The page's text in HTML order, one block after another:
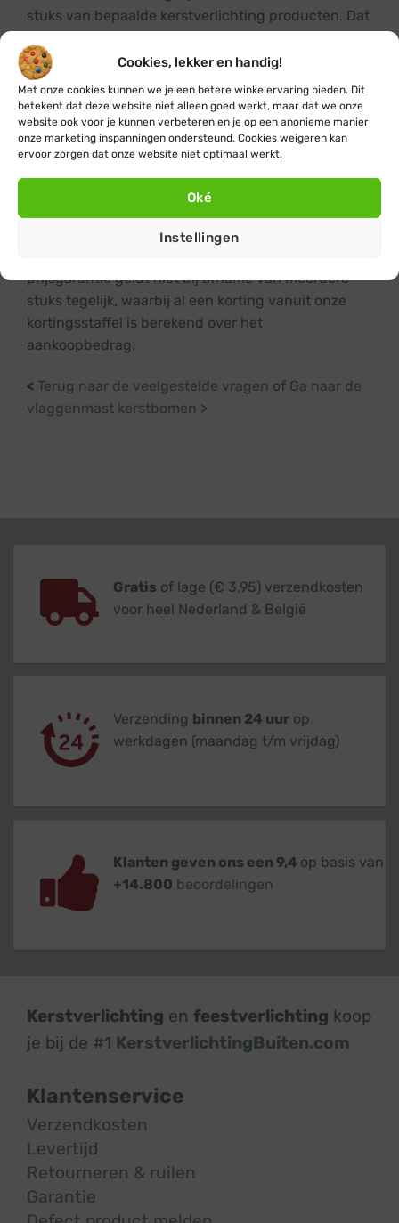
Cookies, lekker en handig!
Met onze cookies kunnen we je een betere winkelervaring bieden. Dit
betekent dat deze website niet alleen goed werkt, maar dat we onze
website ook voor je kunnen verbeteren en je op een anonieme manier
onze marketing inspanningen ondersteund. Cookies weigeren kan
ervoor zorgen dat onze website niet optimaal werkt.
Oké
Instellingen
stuks van bepaalde kerstverlichting producten. Dat
kerstbomen. Deze korting op de prijs bij afname van
meerdere stuks vindt je ook bij Fairybell producten
terug in een handig overzicht op elke
productpagina.
prijs tegen bij afname van meerdere stuks? Neem
kunnen kijken of we de prijs kunnen matchen. Let
prijsgarantie geldt niet bij afname van meerdere
stuks tegelijk, waarbij al een korting vanuit onze
kortingsstaffel is berekend over het
aankoopbedrag.
< Terug naar de veelgestelde vragen of Ga naar de
vlaggenmast kerstbomen >
Gratis of lage (€ 3,95) verzendkosten
voor heel Nederland & België
Verzending binnen 24 uur op
werkdagen (maandag t/m vrijdag)
Klanten geven ons een 9,4 op basis van
+14.800 beoordelingen
Kerstverlichting en feestverlichting koop
je bij de #1 KerstverlichtingBuiten.com
Klantenservice
Verzendkosten
Levertijd
Retourneren & ruilen
Garantie